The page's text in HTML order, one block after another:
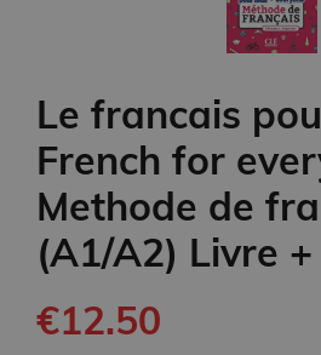
Le francais
French for
Methode de
(A1/A2) Livre
€12.50